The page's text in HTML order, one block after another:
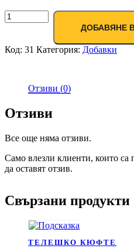
ДОБАВЯНЕ
Код: 31 Категория: Добавки
Отзиви (0)
Отзиви
Все още няма отзиви.
Само влезли клиенти, които са
да оставят отзив.
Свързани продукти
ТЕЛЕШКО КЮФТЕ